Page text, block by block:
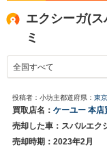
エクシーガ(
ミ
投稿者：小坊主都道府県： 東
買取店名： ケーユー 本店
売却した車：スバルエク
売却時期：2023年2月